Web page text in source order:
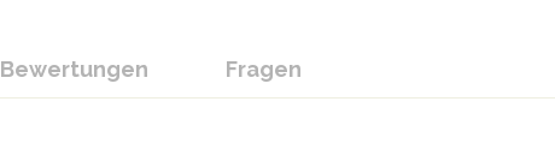
Bewertungen Fragen